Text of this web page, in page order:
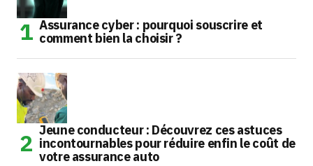
Assurance cyber : pourquoi souscrire et
comment bien la choisir ?
Jeune conducteur : Découvrez ces astuces
incontournables pour réduire enfin le coût de
votre assurance auto